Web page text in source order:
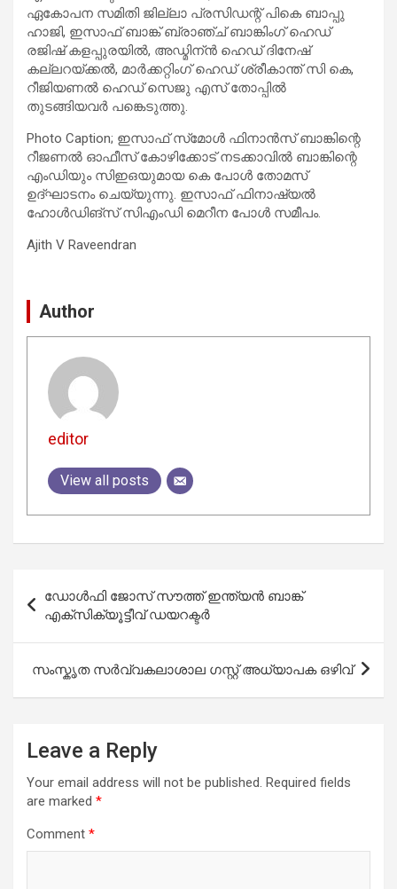
ഏകോപന സമിതി ജില്ലാ പ്രസിഡന്റ് പികെ ബാപ്പു
ഹാജി, ഇസാഫ് ബാങ്ക് ബ്രാഞ്ച് ബാങ്കിംഗ് ഹെഡ്
രജിഷ് കളപ്പുരയിൽ, അഡ്മിന്ൻ ഹെഡ് ദിനേഷ്
കല്ലറയ്ക്കൽ, മാർക്കറ്റിംഗ് ഹെഡ് ശ്രീകാന്ത് സി കെ,
റീജിയണൽ ഹെഡ് സെജു എസ് തോപ്പിൽ
തുടങ്ങിയവർ പങ്കെടുത്തു.
Photo Caption; ഇസാഫ് സ്‌മോൾ ഫിനാൻസ് ബാങ്കിന്റെ
റീജണൽ ഓഫീസ് കോഴിക്കോട് നടക്കാവിൽ ബാങ്കിന്റെ
എംഡിയും സിഇഒയുമായ കെ പോൾ തോമസ്
ഉദ്‌ഘാടനം ചെയ്യുന്നു. ഇസാഫ് ഫിനാഷ്യൽ
ഹോൾഡിങ്‌സ് സിഎംഡി മെറീന പോൾ സമീപം.
Ajith V Raveendran
Author
editor
View all posts
navigation
ഡോൾഫി ജോസ് സൗത്ത് ഇന്ത്യൻ ബാങ്ക്
എക്സിക്യൂട്ടീവ് ഡയറക്ടർ
സംസ്കൃത സർവ്വകലാശാല ഗസ്റ്റ് അധ്യാപക ഒഴിവ്
Leave a Reply
Your email address will not be published. Required fields
are marked *
Comment *